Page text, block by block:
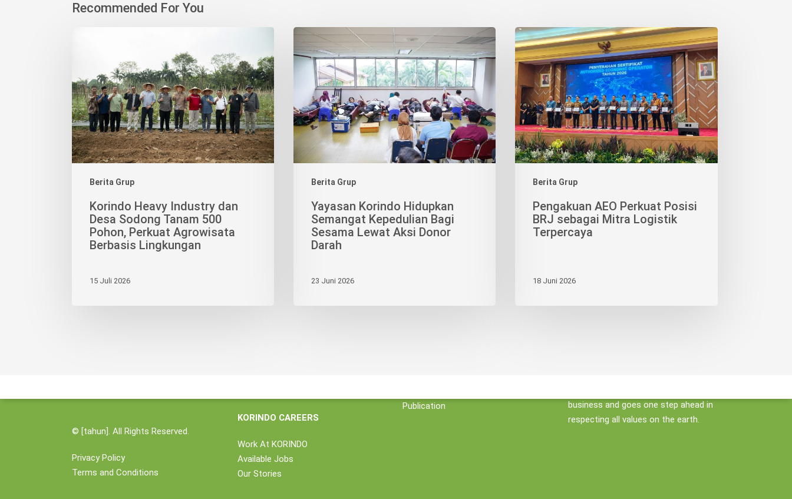
Recommended For You
Berita Grup
dan
Desa
Sodong
Tanam
500
Pohon,
Perkuat
Agrowisata
Lingkungan
Korindo Heavy Industry dan
Desa Sodong Tanam 500
Pohon, Perkuat Agrowisata
Berbasis Lingkungan
15 Juli 2026
Berita Grup
Yayasan
Korindo
Hidupkan
Semangat
Kepedulian
Bagi
Sesama
Lewat
Aksi
Donor
Darah
Yayasan Korindo Hidupkan
Semangat Kepedulian Bagi
Sesama Lewat Aksi Donor
Darah
23 Juni 2026
Berita Grup
Pengakuan
AEO
Perkuat
Posisi
BRJ
sebagai
Mitra
Logistik
Terpercaya
Pengakuan AEO Perkuat Posisi
BRJ sebagai Mitra Logistik
Terpercaya
18 Juni 2026
© [tahun]. All Rights Reserved.
Privacy Policy
Terms and Conditions
KORINDO CAREERS
Work At KORINDO
Available Jobs
Our Stories
Publication
business and goes one step ahead in
respecting all values on the earth.